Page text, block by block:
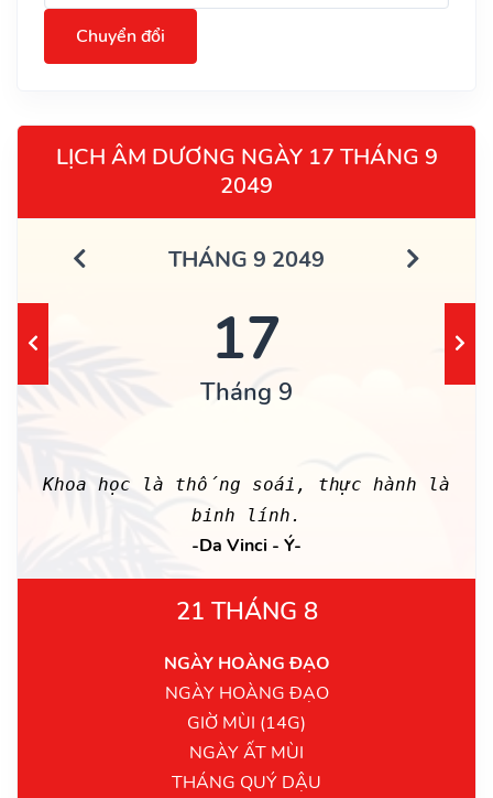
Chuyển đổi
LỊCH ÂM DƯƠNG NGÀY 17 THÁNG 9
2049
THÁNG 9 2049
17
Tháng 9
Khoa học là thống soái, thực hành là
binh lính.
-Da Vinci - Ý-
21 THÁNG 8
NGÀY HOÀNG ĐẠO
NGÀY HOÀNG ĐẠO
GIỜ MÙI (14G)
NGÀY ẤT MÙI
THÁNG QUÝ DẬU